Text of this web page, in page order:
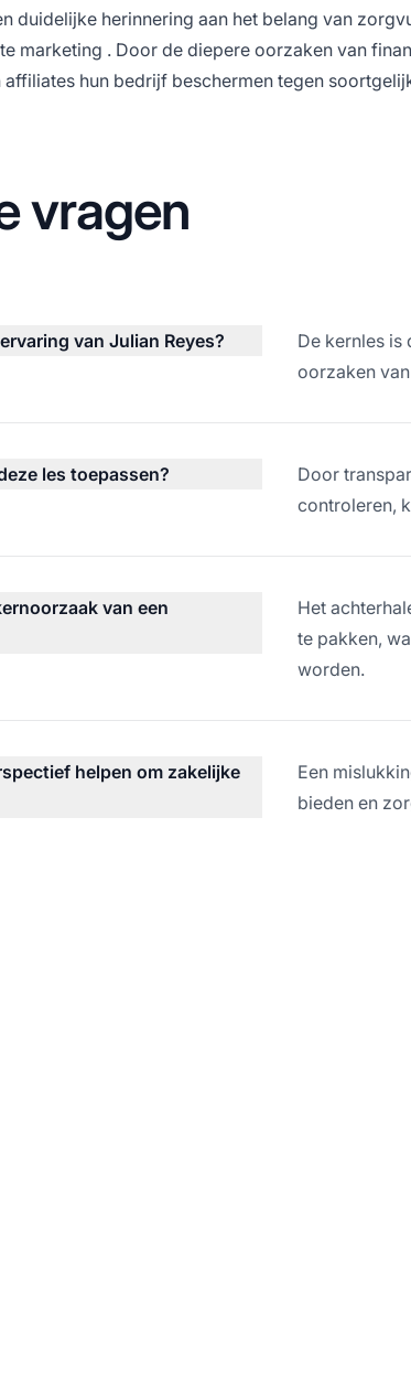
duidelijke herinnering aan het belang van
marketing . Door de diepere oorzaken van
hun bedrijf beschermen tegen
vragen
van Julian Reyes?
De kernles
oorzaken
les toepassen?
Door
controleren,
van een
Het
te pakken,
worden.
helpen om zakelijke
Een
bieden en